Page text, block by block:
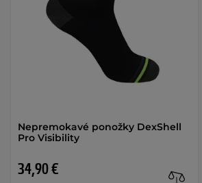
Nepremokavé ponožky DexShell
Pro Visibility
34,90 €